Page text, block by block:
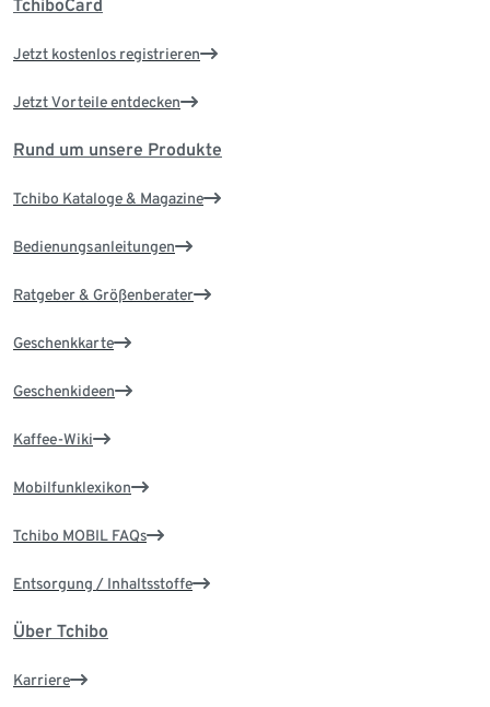
TchiboCard
Jetzt kostenlos registrieren
Jetzt Vorteile entdecken
Rund um unsere Produkte
Tchibo Kataloge & Magazine
Bedienungsanleitungen
Ratgeber & Größenberater
Geschenkkarte
Geschenkideen
Kaffee-Wiki
Mobilfunklexikon
Tchibo MOBIL FAQs
Entsorgung / Inhaltsstoffe
Über Tchibo
Karriere